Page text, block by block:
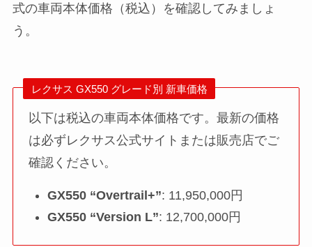
式の車両本体価格（税込）を確認してみましょ
う。
レクサス GX550 グレード別 新車価格
以下は税込の車両本体価格です。最新の価格
は必ずレクサス公式サイトまたは販売店でご
確認ください。
GX550 “Overtrail+”: 11,950,000円
GX550 “Version L”: 12,700,000円